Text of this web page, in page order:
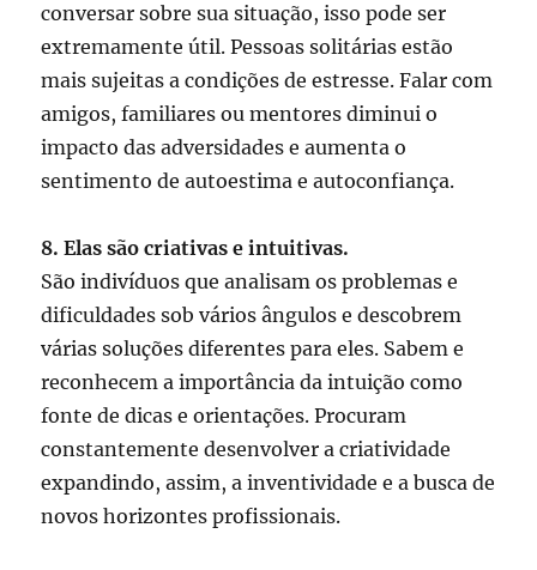
conversar sobre sua situação, isso pode ser
extremamente útil. Pessoas solitárias estão
mais sujeitas a condições de estresse. Falar com
amigos, familiares ou mentores diminui o
impacto das adversidades e aumenta o
sentimento de autoestima e autoconfiança.
8. Elas são criativas e intuitivas.
São indivíduos que analisam os problemas e
dificuldades sob vários ângulos e descobrem
várias soluções diferentes para eles. Sabem e
reconhecem a importância da intuição como
fonte de dicas e orientações. Procuram
constantemente desenvolver a criatividade
expandindo, assim, a inventividade e a busca de
novos horizontes profissionais.